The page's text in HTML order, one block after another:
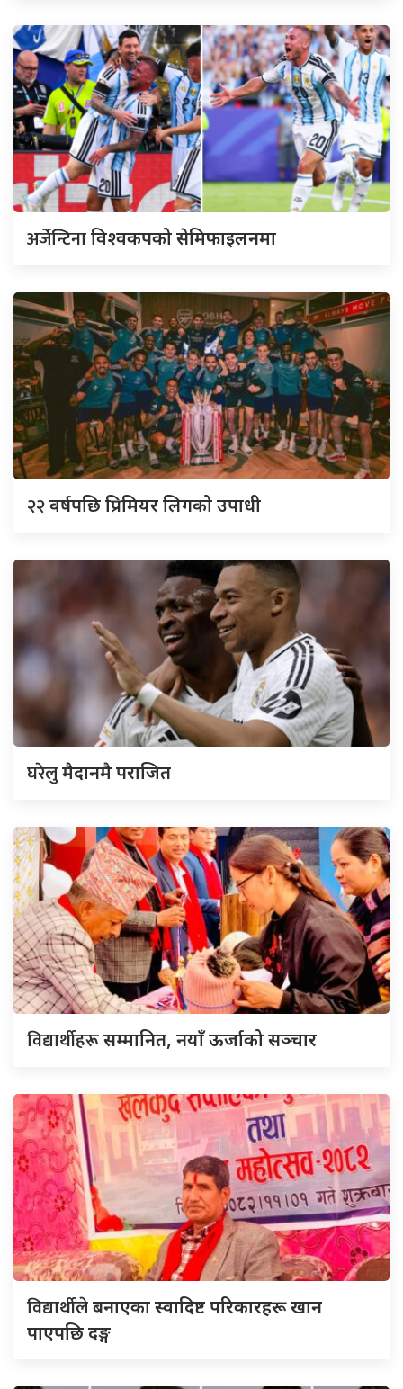
अर्जेन्टिनाविश्वकपको सेमिफाइलनमा
२२वर्षपछि प्रिमियर लिगको उपाधी
घरेलुमैदानमै पराजित
विद्यार्थीहरूसम्मानित, नयाँ ऊर्जाको सञ्चार
विद्यार्थीलेबनाएका स्वादिष्ट परिकारहरू खान
पाएपछि दङ्ग